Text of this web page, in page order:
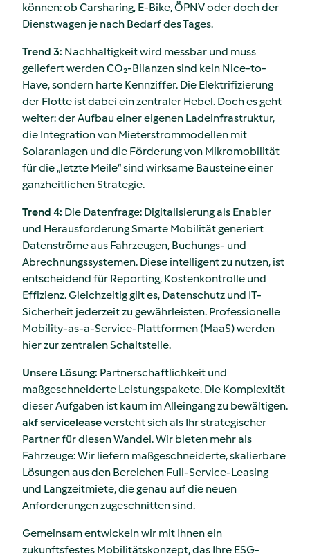
können: ob Carsharing, E-Bike, ÖPNV oder doch der
Dienstwagen je nach Bedarf des Tages.
Trend 3: Nachhaltigkeit wird messbar und muss
geliefert werden CO₂-Bilanzen sind kein Nice-to-
Have, sondern harte Kennziffer. Die Elektrifizierung
der Flotte ist dabei ein zentraler Hebel. Doch es geht
weiter: der Aufbau einer eigenen Ladeinfrastruktur,
die Integration von Mieterstrommodellen mit
Solaranlagen und die Förderung von Mikromobilität
für die „letzte Meile“ sind wirksame Bausteine einer
ganzheitlichen Strategie.
Trend 4: Die Datenfrage: Digitalisierung als Enabler
und Herausforderung Smarte Mobilität generiert
Datenströme aus Fahrzeugen, Buchungs- und
Abrechnungssystemen. Diese intelligent zu nutzen, ist
entscheidend für Reporting, Kostenkontrolle und
Effizienz. Gleichzeitig gilt es, Datenschutz und IT-
Sicherheit jederzeit zu gewährleisten. Professionelle
Mobility-as-a-Service-Plattformen (MaaS) werden
hier zur zentralen Schaltstelle.
Unsere Lösung: Partnerschaftlichkeit und
maßgeschneiderte Leistungspakete. Die Komplexität
dieser Aufgaben ist kaum im Alleingang zu bewältigen.
akf serviceleaseversteht sich als Ihr strategischer
Partner für diesen Wandel. Wir bieten mehr als
Fahrzeuge: Wir liefern maßgeschneiderte, skalierbare
Lösungen aus den Bereichen Full-Service-Leasing
und Langzeitmiete, die genau auf die neuen
Anforderungen zugeschnitten sind.
Gemeinsam entwickeln wir mit Ihnen ein
zukunftsfestes Mobilitätskonzept, das Ihre ESG-